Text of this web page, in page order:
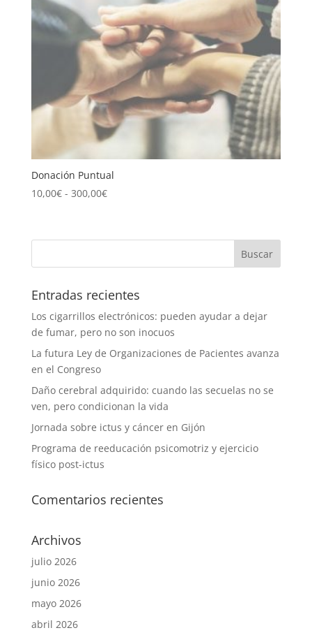
Donación Puntual
10,00€ - 300,00€Rango
desde
300,00€
Entradas recientes
Los cigarrillos electrónicos: pueden ayudar a dejar
de fumar, pero no son inocuos
La futura Ley de Organizaciones de Pacientes avanza
en el Congreso
Daño cerebral adquirido: cuando las secuelas no se
ven, pero condicionan la vida
Jornada sobre ictus y cáncer en Gijón
Programa de reeducación psicomotriz y ejercicio
físico post-ictus
Comentarios recientes
Archivos
julio 2026
junio 2026
mayo 2026
abril 2026